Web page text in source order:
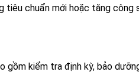
tiêu chuẩn mới hoặc tăng
gồm kiểm tra định kỳ, bảo